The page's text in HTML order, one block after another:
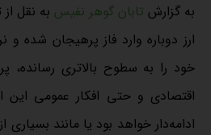
به گزارش تابان گوهر نفیس به نقل
ارز دوباره وارد فاز پرهیجان شده
خود را به سطوح بالاتری رسانده،
اقتصادی و حتی افکار عمومی این
ادامه‌دار خواهد بود یا مانند